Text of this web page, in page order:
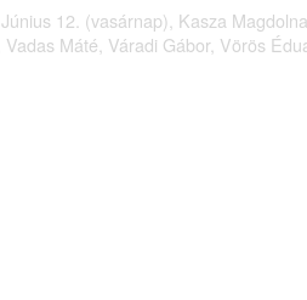
Június 12. (vasárnap) Kasza Magdolna
Vadas Máté Váradi Gábor, Vörös